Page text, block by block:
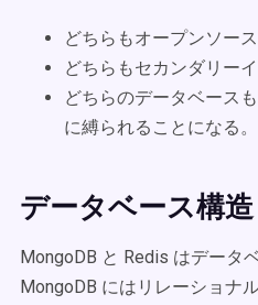
どちらもオープンソー
どちらもセカンダリー
どちらのデータベース
に縛られることになる。
データベース構造
MongoDB と Redis はデータ
MongoDB にはリレーショナ